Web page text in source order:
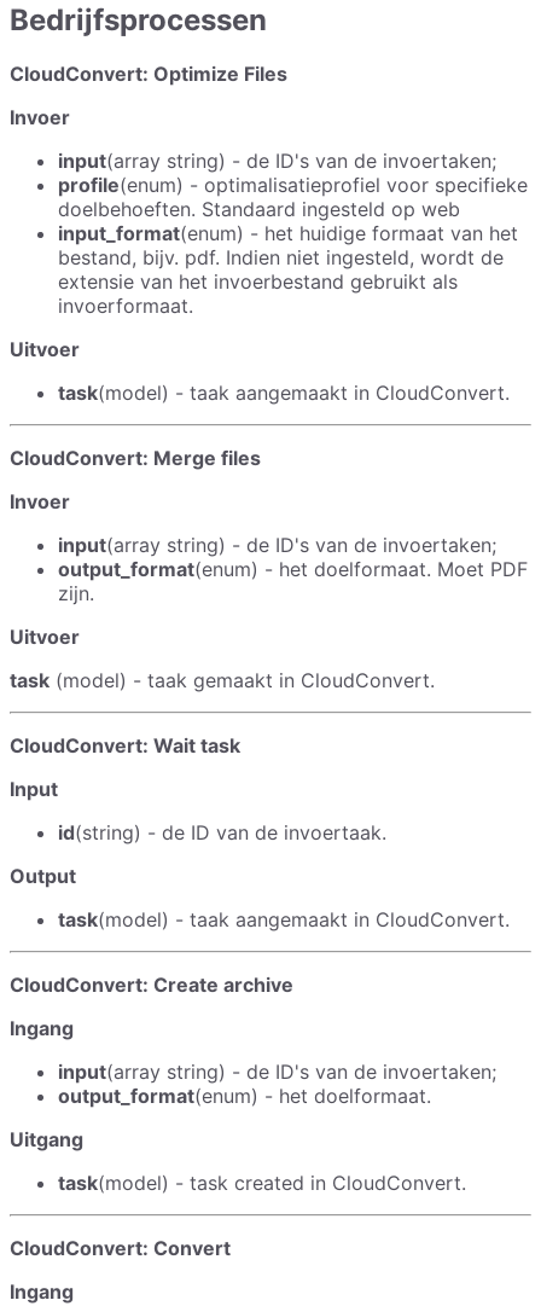
Bedrijfsprocessen
CloudConvert: Optimize Files
Invoer
input(array string) - de ID's van de invoertaken;
profile(enum) - optimalisatieprofiel voor specifieke
doelbehoeften. Standaard ingesteld op web
input_format(enum) - het huidige formaat van het
bestand, bijv. pdf. Indien niet ingesteld, wordt de
extensie van het invoerbestand gebruikt als
invoerformaat.
Uitvoer
task(model) - taak aangemaakt in CloudConvert.
CloudConvert: Merge files
Invoer
input(array string) - de ID's van de invoertaken;
output_format(enum) - het doelformaat. Moet PDF
zijn.
Uitvoer
task (model) - taak gemaakt in CloudConvert.
CloudConvert: Wait task
Input
id(string) - de ID van de invoertaak.
Output
task(model) - taak aangemaakt in CloudConvert.
CloudConvert: Create archive
Ingang
input(array string) - de ID's van de invoertaken;
output_format(enum) - het doelformaat.
Uitgang
task(model) - task created in CloudConvert.
CloudConvert: Convert
Ingang